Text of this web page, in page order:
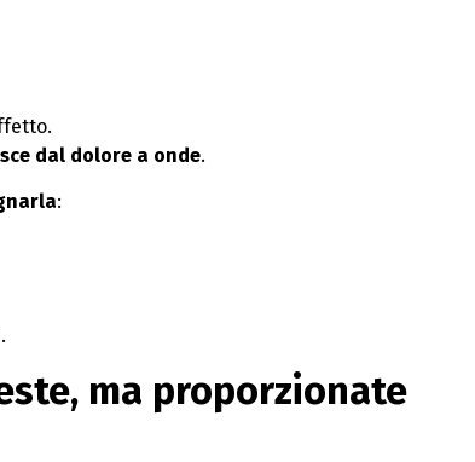
dal dolore a onde.
:
ma proporzionate